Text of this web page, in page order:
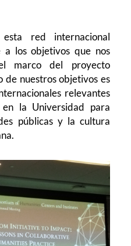
red internacional
a los objetivos que nos
marco del proyecto
de nuestros objetivos es
relevantes
la Universidad para
públicas y la cultura